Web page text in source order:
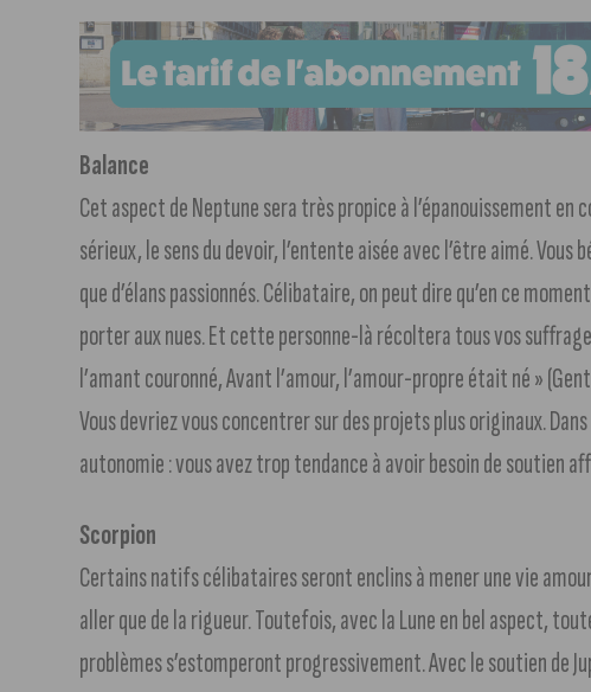
Balance
Cet aspect de Neptune sera très propice à l’épanouissement en
sérieux, le sens du devoir, l’entente aisée avec l’être aimé.
que d’élans passionnés. Célibataire, on peut dire qu’en ce
porter aux nues. Et cette personne-là récoltera tous vos
l’amant couronné, Avant l’amour, l’amour-propre était né »
Vous devriez vous concentrer sur des projets plus originaux.
autonomie : vous avez trop tendance à avoir besoin de
Scorpion
Certains natifs célibataires seront enclins à mener une vie
aller que de la rigueur. Toutefois, avec la Lune en bel aspect,
problèmes s’estomperont progressivement. Avec le soutien de